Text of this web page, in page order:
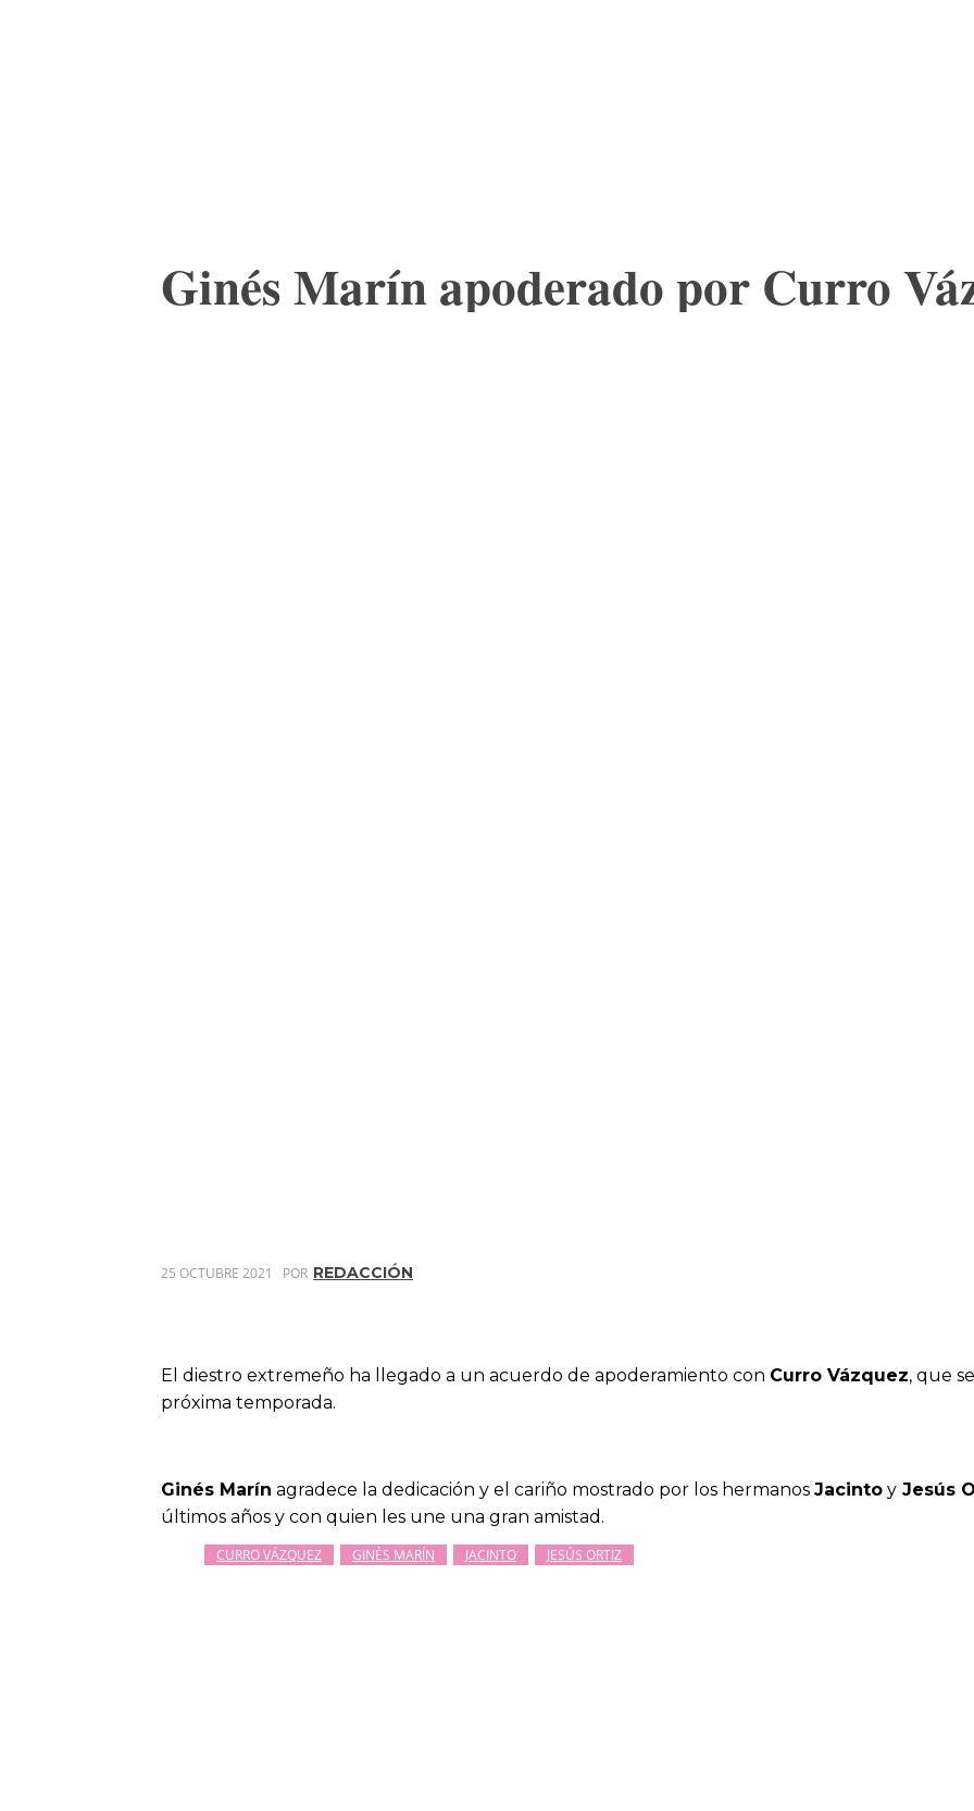
Ginés Marín apoderado por Curro
25 OCTUBRE 2021 POR REDACCIÓN
El diestro extremeño ha llegado a un acuerdo de apoderamiento con Curro Vázquez, que
próxima temporada.
Ginés Marín agradece la dedicación y el cariño mostrado por los hermanos Jacinto y Jesús
últimos años y con quien les une una gran amistad.
CURRO VÁZQUEZ GINÉS MARÍN JACINTO JESÚS ORTIZ